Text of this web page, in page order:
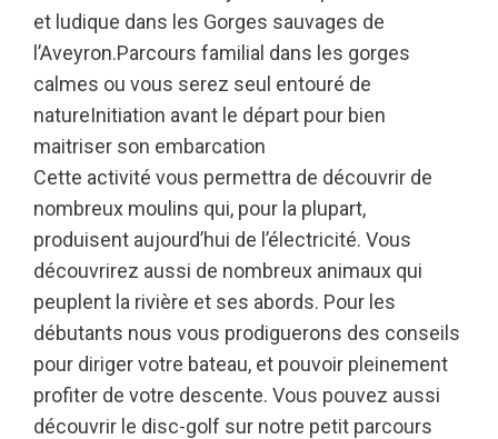
et ludique dans les Gorges sauvages de
l’Aveyron.Parcours familial dans les gorges
calmes ou vous serez seul entouré de
natureInitiation avant le départ pour bien
maitriser son embarcation
Cette activité vous permettra de découvrir de
nombreux moulins qui, pour la plupart,
produisent aujourd’hui de l’électricité. Vous
découvrirez aussi de nombreux animaux qui
peuplent la rivière et ses abords. Pour les
débutants nous vous prodiguerons des conseils
pour diriger votre bateau, et pouvoir pleinement
profiter de votre descente. Vous pouvez aussi
découvrir le disc-golf sur notre petit parcours